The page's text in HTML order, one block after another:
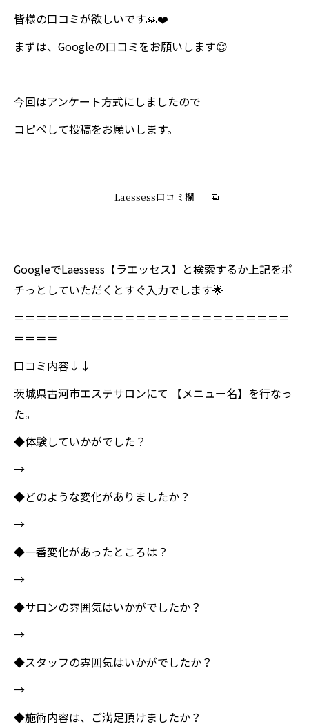
皆様の口コミが欲しいです🙏❤️
まずは、Googleの口コミをお願いします😊
今回はアンケート方式にしましたので
コピペして投稿をお願いします。
Laessess口コミ欄
GoogleでLaessess【ラエッセス】と検索するか上記をポ
チっとしていただくとすぐ入力でします🌟
＝＝＝＝＝＝＝＝＝＝＝＝＝＝＝＝＝＝＝＝＝＝＝＝＝
＝＝＝＝
口コミ内容↓↓
茨城県古河市エステサロンにて 【メニュー名】を行なっ
た。
◆体験していかがでした？
→
◆どのような変化がありましたか？
→
◆一番変化があったところは？
→
◆サロンの雰囲気はいかがでしたか？
→
◆スタッフの雰囲気はいかがでしたか？
→
◆施術内容は、ご満足頂けましたか？